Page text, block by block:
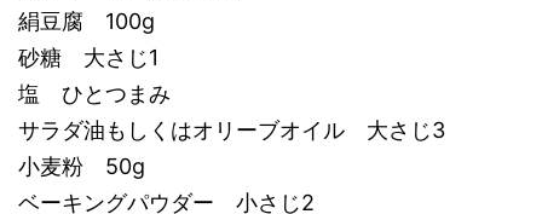
絹豆腐 100g
砂糖 大さじ1
塩 ひとつまみ
サラダ油もしくはオリーブオイル 大さじ3
小麦粉 50g
ベーキングパウダー 小さじ2